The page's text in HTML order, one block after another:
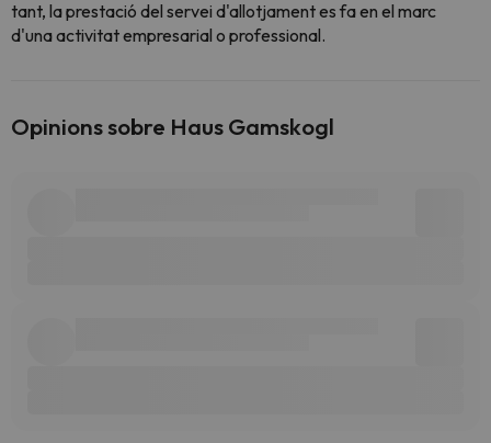
tant, la prestació del servei d'allotjament es fa en el marc
d'una activitat empresarial o professional.
Opinions sobre Haus Gamskogl